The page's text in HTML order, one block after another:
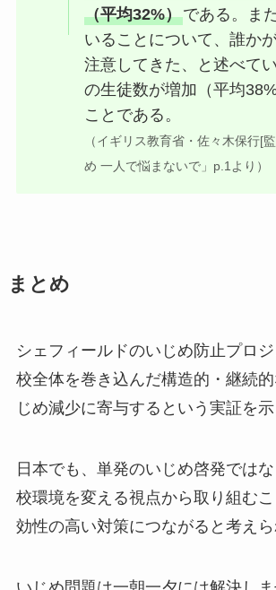
（平均32%）である。ま
いることについて、誰か
注意してきた、と述べて
の生徒数が増加（平均
ことである。
（イギリス教育省・佐々木保行[
め 一人で悩まないで」p.1より）
まとめ
シェフィールドのいじめ防止プロ
校全体を巻き込んだ構造的・継続
じめ減少に寄与するという実証を示
日本でも、単発のいじめ啓発では
校環境を変える視点から取り組む
効性の高い対策につながると考えら